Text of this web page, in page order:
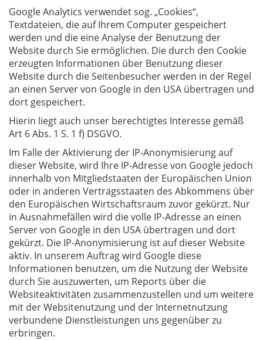
Google Analytics verwendet sog. „Cookies“,
Textdateien, die auf Ihrem Computer gespeichert
werden und die eine Analyse der Benutzung der
Website durch Sie ermöglichen. Die durch den Cookie
erzeugten Informationen über Benutzung dieser
Website durch die Seitenbesucher werden in der Regel
an einen Server von Google in den USA übertragen und
dort gespeichert.
Hierin liegt auch unser berechtigtes Interesse gemäß
Art 6 Abs. 1 S. 1 f) DSGVO.
Im Falle der Aktivierung der IP-Anonymisierung auf
dieser Website, wird Ihre IP-Adresse von Google jedoch
innerhalb von Mitgliedstaaten der Europäischen Union
oder in anderen Vertragsstaaten des Abkommens über
den Europäischen Wirtschaftsraum zuvor gekürzt. Nur
in Ausnahmefällen wird die volle IP-Adresse an einen
Server von Google in den USA übertragen und dort
gekürzt. Die IP-Anonymisierung ist auf dieser Website
aktiv. In unserem Auftrag wird Google diese
Informationen benutzen, um die Nutzung der Website
durch Sie auszuwerten, um Reports über die
Websiteaktivitäten zusammenzustellen und um weitere
mit der Websitenutzung und der Internetnutzung
verbundene Dienstleistungen uns gegenüber zu
erbringen.